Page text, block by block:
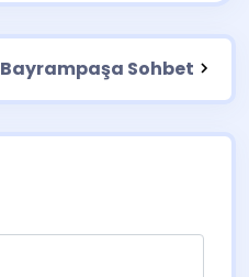
Bayrampaşa Sohbet